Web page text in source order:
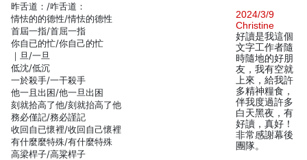
昨舌道：/咋舌道：
情怯的的德性/情怯的德性
首屆一指/首屈一指
你自已的忙/你自己的忙
｜旦/一旦
低沈/低沉
一於殺手/一干殺手
他一且出困/他一旦出困
刻就拾高了他/刻就抬高了他
務必僅記/務必謹記
收回自已懷裡/收回自己懷裡
有什麼麼特殊/有什麼特殊
高梁桿子/高粱桿子
2024/3/9
Christine
好讀是我這個
文字工作者隨
時隨地的好朋
友，我有空就
上來，給我許
多精神糧食，
伴我度過許多
白天黑夜，有
好讀，真好！
非常感謝幕後
團隊。